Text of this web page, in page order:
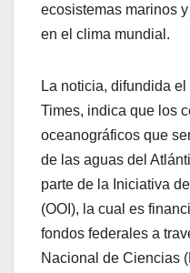
ecosistemas marinos
en el clima mundial.
La noticia, difundida
Times, indica que los
oceanográficos que
de las aguas del
parte de la Iniciativa
(OOI), la cual es
fondos federales a
Nacional de Ciencias